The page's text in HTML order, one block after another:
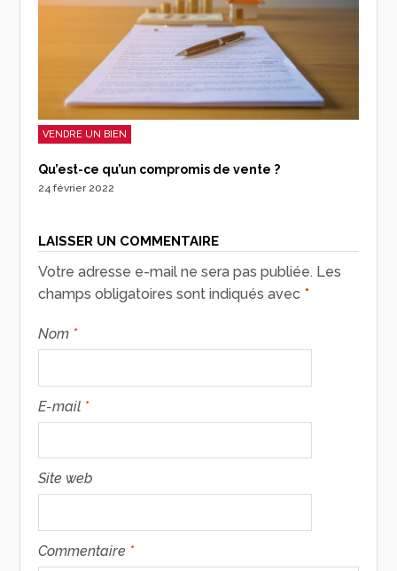
VENDRE UN BIEN
Qu’est-ce qu’un compromis de vente ?
24 février 2022
LAISSER UN COMMENTAIRE
Votre adresse e-mail ne sera pas publiée. Les
champs obligatoires sont indiqués avec *
Nom *
E-mail *
Site web
Commentaire *